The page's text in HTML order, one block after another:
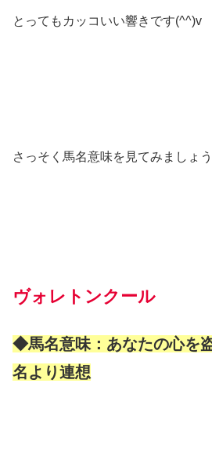
とってもカッコいい響きです(^^)v
さっそく馬名意味を見てみましょう
ヴォレトンクール
◆馬名意味：あなたの心を
名より連想